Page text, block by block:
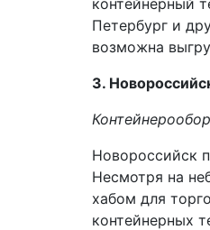
Петербург и
возможна
3.
Новороссийск
Несмотря на
хабом для
контейнерных